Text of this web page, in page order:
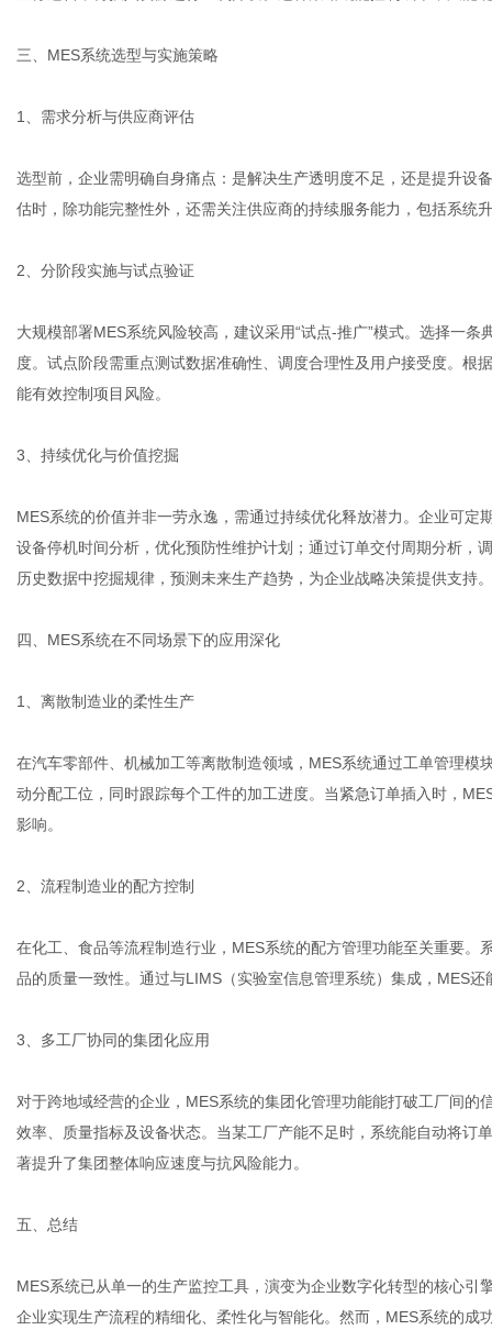
三、MES系统选型与实施策略
1、需求分析与供应商评估
选型前，企业需明确自身痛点：是解决生产透明度不足，还是提升设
估时，除功能完整性外，还需关注供应商的持续服务能力，包括系统
2、分阶段实施与试点验证
大规模部署MES系统风险较高，建议采用“试点-推广”模式。选择一
度。试点阶段需重点测试数据准确性、调度合理性及用户接受度。根
能有效控制项目风险。
3、持续优化与价值挖掘
MES系统的价值并非一劳永逸，需通过持续优化释放潜力。企业可
设备停机时间分析，优化预防性维护计划；通过订单交付周期分析，
历史数据中挖掘规律，预测未来生产趋势，为企业战略决策提供支持。
四、MES系统在不同场景下的应用深化
1、离散制造业的柔性生产
在汽车零部件、机械加工等离散制造领域，MES系统通过工单管理
动分配工位，同时跟踪每个工件的加工进度。当紧急订单插入时，
影响。
2、流程制造业的配方控制
在化工、食品等流程制造行业，MES系统的配方管理功能至关重要
品的质量一致性。通过与LIMS（实验室信息管理系统）集成，MES
3、多工厂协同的集团化应用
对于跨地域经营的企业，MES系统的集团化管理功能能打破工厂间
效率、质量指标及设备状态。当某工厂产能不足时，系统能自动将订
著提升了集团整体响应速度与抗风险能力。
五、总结
MES系统已从单一的生产监控工具，演变为企业数字化转型的核心
企业实现生产流程的精细化、柔性化与智能化。然而，MES系统的